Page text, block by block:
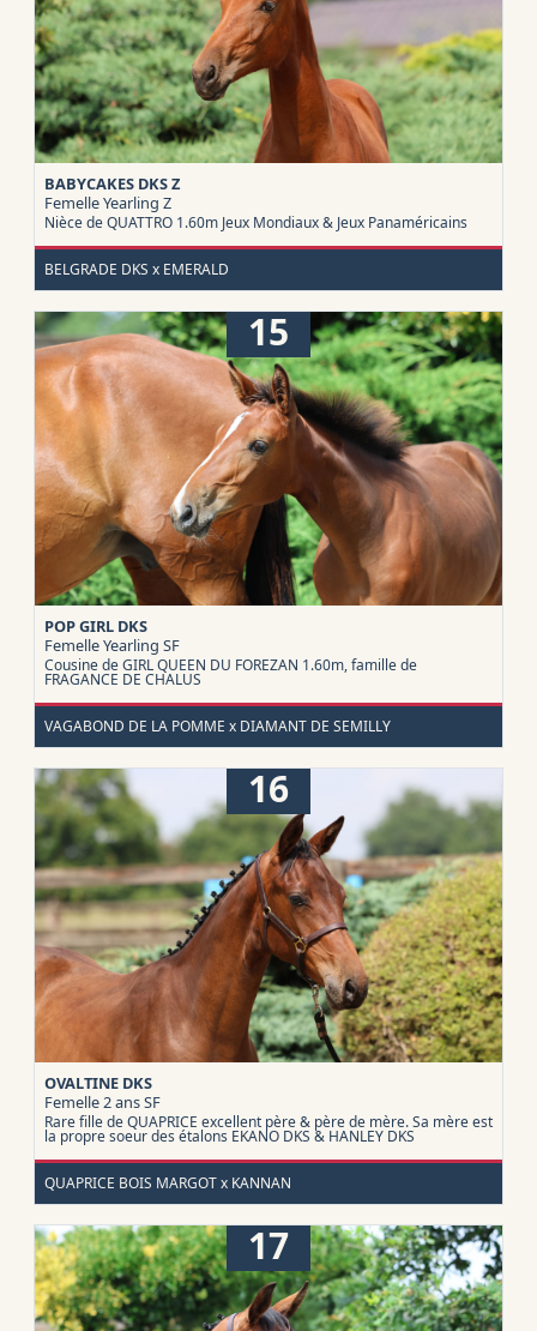
BABYCAKES DKS Z
Femelle Yearling Z
Nièce de QUATTRO 1.60m Jeux Mondiaux & Jeux Panaméricains
BELGRADE DKS x EMERALD
15
POP GIRL DKS
Femelle Yearling SF
Cousine de GIRL QUEEN DU FOREZAN 1.60m, famille de
FRAGANCE DE CHALUS
VAGABOND DE LA POMME x DIAMANT DE SEMILLY
16
OVALTINE DKS
Femelle 2 ansSF
Rare fille de QUAPRICE excellent père & père de mère. Sa mère est
la propre soeur des étalons EKANO DKS & HANLEY DKS
QUAPRICE BOIS MARGOT x KANNAN
17